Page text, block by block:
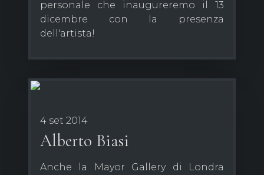
personale che inaugureremo il 13
dicembre con la presenza
dell'artista!
4 set 2014
Alberto Biasi
Anche la Mayor Gallery di Londra